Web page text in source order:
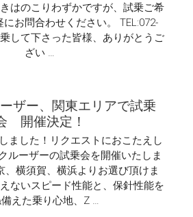
はのこりわずかですが、試乗ご希
お問合わせください。 TEL:072-
して下さった皆様、ありがとうご
ざい …
ザー、関東エリアで試乗
開催決定！
ました！リクエストにおこたえし
ルーザーの試乗会を開催いたしま
、横須賀、横浜よりお選び頂けま
ないスピード性能と、保針性能を
えた乗り心地、Z …